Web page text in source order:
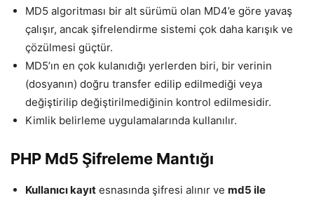
MD5 algoritması bir alt sürümü olan MD4’e göre yavaş
çalışır, ancak şifrelendirme sistemi çok daha karışık ve
çözülmesi güçtür.
MD5’ın en çok kulanıdığı yerlerden biri, bir verinin
(dosyanın) doğru transfer edilip edilmediği veya
değiştirilip değiştirilmediğinin kontrol edilmesidir.
Kimlik belirleme uygulamalarında kullanılır.
PHP Md5 Şifreleme Mantığı
Kullanıcı kayıt esnasında şifresi alınır ve md5 ile